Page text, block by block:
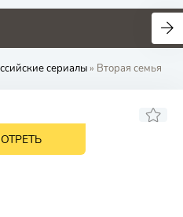
сериалы» Вторая семья